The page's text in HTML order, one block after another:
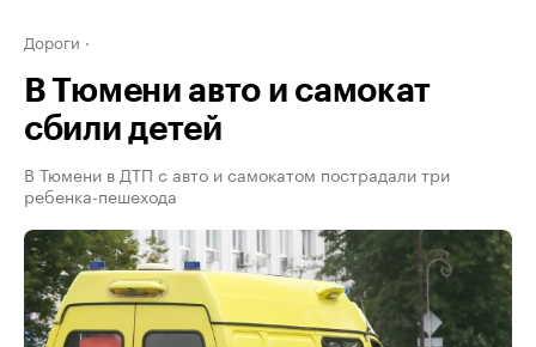
Дороги
В Тюмени авто и самокат
сбили детей
В Тюмени в ДТП с авто и самокатом пострадали три
ребенка-пешехода